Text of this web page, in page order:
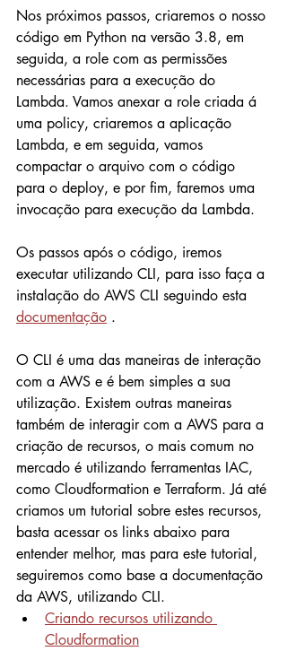
Nos próximos passos, criaremos o nosso
código em Python na versão 3.8, em
seguida, a role com as permissões
necessárias para a execução do
Lambda. Vamos anexar a role criada á
uma policy, criaremos a aplicação
Lambda, e em seguida, vamos
compactar o arquivo com o código
para o deploy, e por fim, faremos uma
invocação para execução da Lambda.
Os passos após o código, iremos
executar utilizando CLI, para isso faça a
instalação do AWS CLI seguindo esta
documentação .
O CLI é uma das maneiras de interação
com a AWS e é bem simples a sua
utilização. Existem outras maneiras
também de interagir com a AWS para a
criação de recursos, o mais comum no
mercado é utilizando ferramentas IAC,
como Cloudformation e Terraform. Já até
criamos um tutorial sobre estes recursos,
basta acessar os links abaixo para
entender melhor, mas para este tutorial,
seguiremos como base a documentação
da AWS, utilizando CLI.
Criando recursos utilizando
Cloudformation